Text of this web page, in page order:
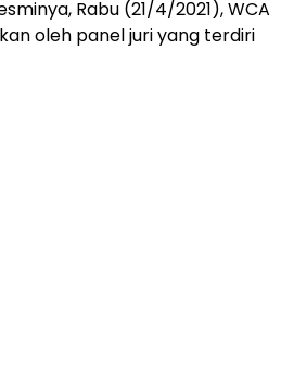
Rabu (21/4/2021), WCA
oleh panel juri yang terdiri